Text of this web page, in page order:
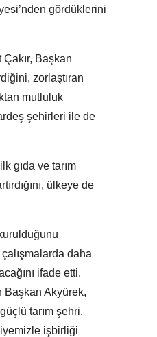
gördüklerini
Başkan
zorlaştıran
mutluluk
şehirleri ile de
gıda ve tarım
ülkeye de
daha
ifade etti.
Başkan Akyürek,
tarım şehri.
işbirliği